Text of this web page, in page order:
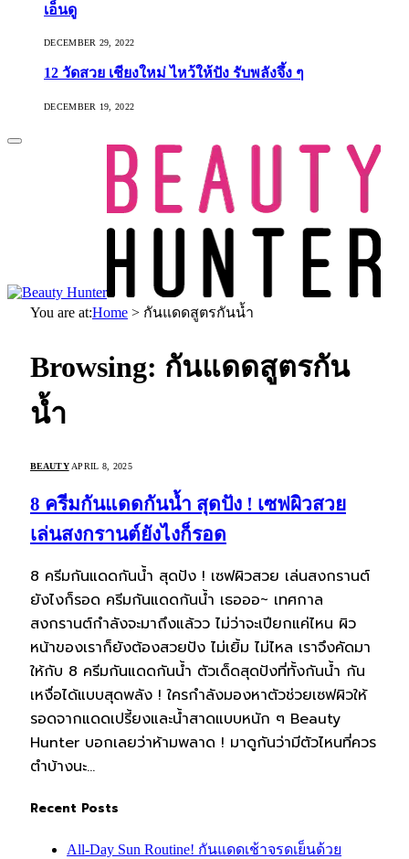
เอ็นดู
DECEMBER 29, 2022
12 วัดสวย เชียงใหม่ ไหว้ให้ปัง รับพลังจึ้ง ๆ
DECEMBER 19, 2022
You are at:Home > กันแดดสูตรกันน้ำ
Browsing: กันแดดสูตรกัน
น้ำ
BEAUTY APRIL 8, 2025
8 ครีมกันแดดกันน้ำ สุดปัง ! เซฟผิวสวย
เล่นสงกรานต์ยังไงก็รอด
8 ครีมกันแดดกันน้ำ สุดปัง ! เซฟผิวสวย เล่นสงกรานต์
ยังไงก็รอด ครีมกันแดดกันน้ำ เธอออ~ เทศกาล
สงกรานต์กำลังจะมาถึงแล้วว ไม่ว่าจะเปียกแค่ไหน ผิว
หน้าของเราก็ยังต้องสวยปัง ไม่เยิ้ม ไม่ไหล เราจึงคัดมา
ให้กับ 8 ครีมกันแดดกันน้ำ ตัวเด็ดสุดปังที่ทั้งกันน้ำ กัน
เหงื่อได้แบบสุดพลัง ! ใครกำลังมองหาตัวช่วยเซฟผิวให้
รอดจากแดดเปรี้ยงและน้ำสาดแบบหนัก ๆ Beauty
Hunter บอกเลยว่าห้ามพลาด ! มาดูกันว่ามีตัวไหนที่ควร
ตำบ้างนะ…
Recent Posts
All-Day Sun Routine! กันแดดเช้าจรดเย็นด้วย